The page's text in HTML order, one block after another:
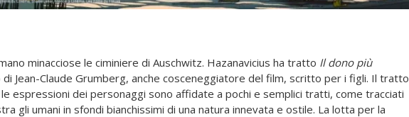
minacciose le ciminiere di Auschwitz. Hazanavicius ha tratto Il dono più
Jean-Claude Grumberg, anche cosceneggiatore del film, scritto per i figli. Il tratto
espressioni dei personaggi sono affidate a pochi e semplici tratti, come tracciati
gli umani in sfondi bianchissimi di una natura innevata e ostile. La lotta per la